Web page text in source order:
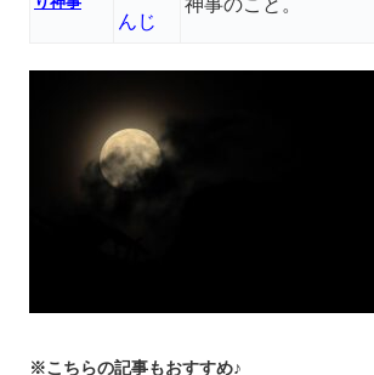
んじ
※こちらの記事もおすすめ♪